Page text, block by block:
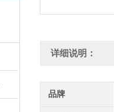
详细说明：
品牌